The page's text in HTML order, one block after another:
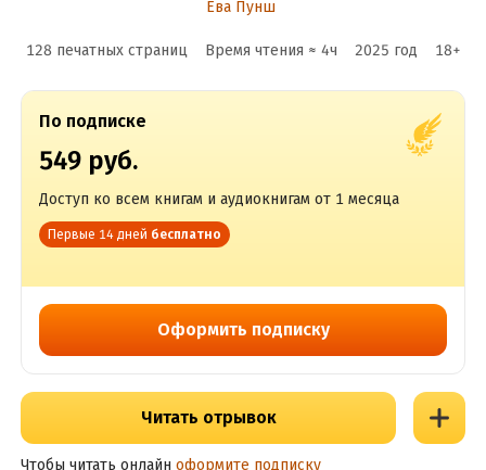
Ева Пунш
128 печатных страниц Время чтения ≈ 4ч 2025 год 18+
По подписке
549 руб.
Доступ ко всем книгам и аудиокнигам от 1 месяца
Первые 14 дней бесплатно
Оформить подписку
Читать отрывок
Чтобы читать онлайн оформите подписку